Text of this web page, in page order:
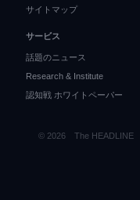
サイトマップ
サービス
話題のニュース
Research & Institute
認知戦 ホワイトペーパー
© 2026 The HEADLINE